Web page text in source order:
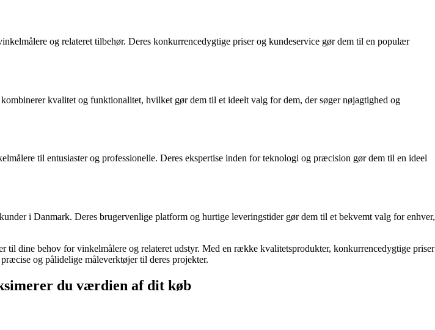
og relateret tilbehør. Deres konkurrencedygtige priser og kundeservice gør dem til en populær
kvalitet og funktionalitet, hvilket gør dem til et ideelt valg for dem, der søger nøjagtighed og
til entusiaster og professionelle. Deres ekspertise inden for teknologi og præcision gør dem til en ideel
i Danmark. Deres brugervenlige platform og hurtige leveringstider gør dem til et bekvemt valg for enhver,
til dine behov for vinkelmålere og relateret udstyr. Med en række kvalitetsprodukter, konkurrencedygtige priser
og pålidelige måleverktøjer til deres projekter.
du værdien af dit køb